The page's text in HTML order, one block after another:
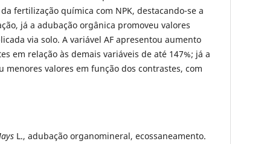
fertilização química com NPK, destacando-se a
já a adubação orgânica promoveu valores
via solo. A variável AF apresentou aumento
em relação às demais variáveis de até 147%; já a
menores valores em função dos contrastes, com
L., adubação organomineral, ecossaneamento.